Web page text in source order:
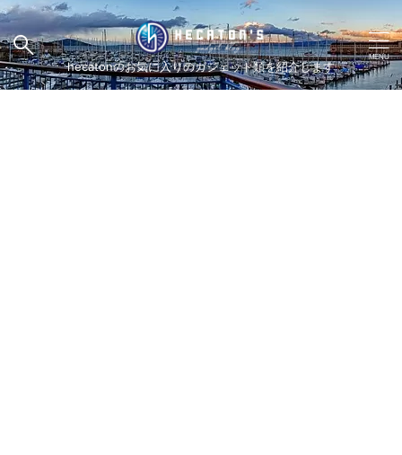
hecatonのお気に入りのガジェット類を紹介します